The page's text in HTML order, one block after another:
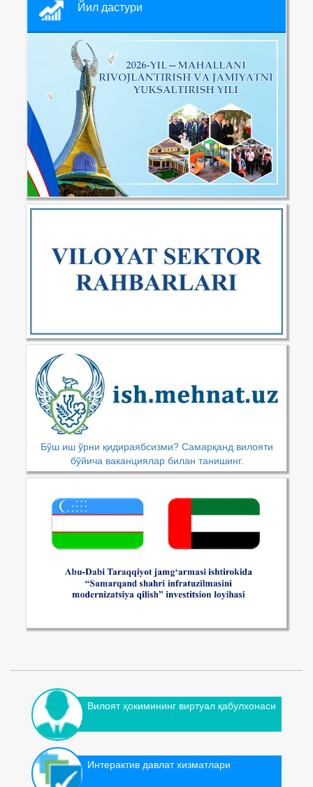
Йил дастури
Бўш иш ўрни қидираябсизми? Самарқанд вилояти
бўйича ваканциялар билан танишинг.
Вилоят ҳокимининг виртуал қабулхонаси
Интерактив давлат хизматлари